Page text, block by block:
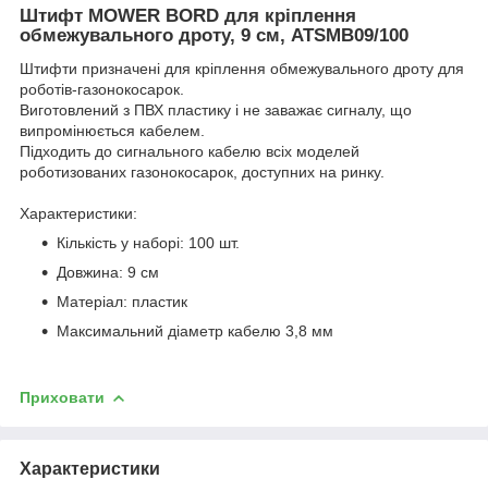
Штифт MOWER BORD для кріплення
обмежувального дроту, 9 см, ATSMB09/100
Штифти призначені для кріплення обмежувального дроту для
роботів-газонокосарок.
Виготовлений з ПВХ пластику і не заважає сигналу, що
випромінюється кабелем.
Підходить до сигнального кабелю всіх моделей
роботизованих газонокосарок, доступних на ринку.
Характеристики:
Кількість у наборі: 100 шт.
Довжина: 9 см
Матеріал: пластик
Максимальний діаметр кабелю 3,8 мм
Приховати
Характеристики